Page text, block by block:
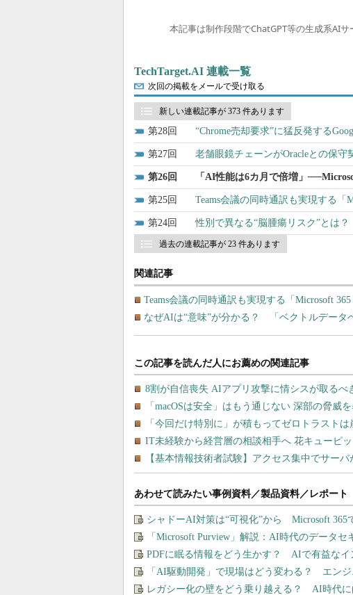
本記事は制作段階でChatGPT等の生成系AI
TechTarget.AI 連載一覧
次回の掲載をメールで受け取る
新しい連載記事が 373 件あります
28 “Chrome売却要求”に猛反発する
27 老舗眼鏡チェーンがOracleとの保守
26 「AI性能は6カ月で倍増」
25 Teams会議の同時通訳も実現する「
24 性別で異なる“脳腫瘍リスク”とは
過去の連載記事が 23 件あります
関連記事
Teams会議の同時通訳も実現する「Microsoft
なぜAIは“意味”が分かる？ 「ベクトルデータ
あわせて読みたい事例資料／製品資料／レポート
シャドーAI対策は“可視化”から Microsoft 365
「Microsoft Purview」解説：AI時代のデータ
PDFに眠る情報をどう生かす？ AIで有益なイ
「AI駆動開発」で現場はどう変わる？ エン
レガシー化の壁をどう乗り越える？ AI時代